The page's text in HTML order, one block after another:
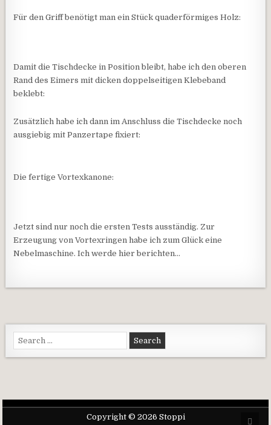
Für den Griff benötigt man ein Stück quaderförmiges Holz:
Damit die Tischdecke in Position bleibt, habe ich den oberen
Rand des Eimers mit dicken doppelseitigen Klebeband
beklebt:
Zusätzlich habe ich dann im Anschluss die Tischdecke noch
ausgiebig mit Panzertape fixiert:
Die fertige Vortexkanone:
Jetzt sind nur noch die ersten Tests ausständig. Zur
Erzeugung von Vortexringen habe ich zum Glück eine
Nebelmaschine. Ich werde hier berichten…
Search for:
Copyright © 2026 Stoppi